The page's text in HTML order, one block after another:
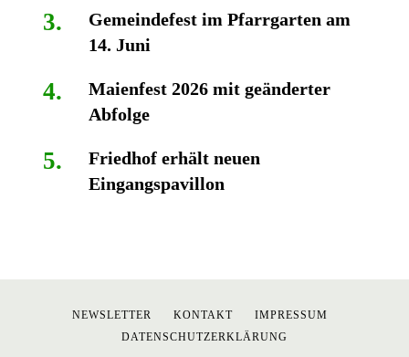
Gemeindefest im Pfarrgarten am
14. Juni
Maienfest 2026 mit geänderter
Abfolge
Friedhof erhält neuen
Eingangspavillon
NEWSLETTER KONTAKT
IMPRESSUM
DATENSCHUTZERKLÄRUNG